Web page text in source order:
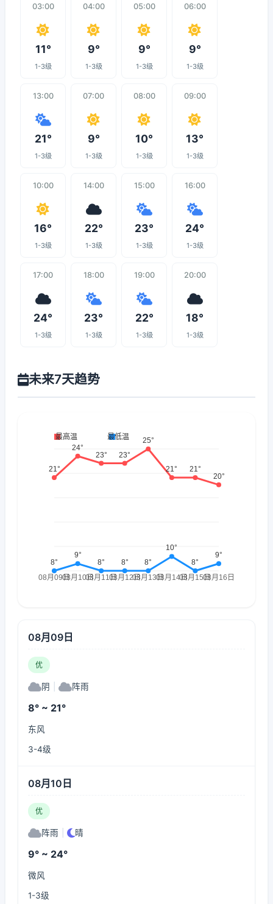
03:00
11°
1-3级
04:00
9°
1-3级
05:00
9°
1-3级
06:00
9°
1-3级
13:00
21°
1-3级
07:00
9°
1-3级
08:00
10°
1-3级
09:00
13°
1-3级
10:00
16°
1-3级
14:00
22°
1-3级
15:00
23°
1-3级
16:00
24°
1-3级
17:00
24°
1-3级
18:00
23°
1-3级
19:00
22°
1-3级
20:00
18°
1-3级
未来7天趋势
08月09日
优
阴 阵雨
8° ~ 21°
东风
3-4级
08月10日
优
阵雨 晴
9° ~ 24°
微风
1-3级